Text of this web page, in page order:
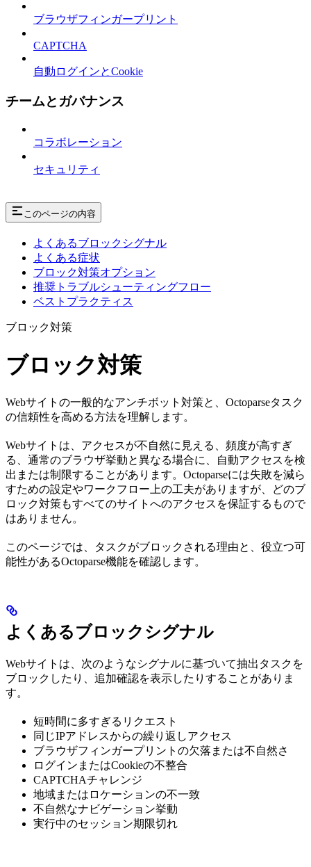
ブラウザフィンガープリント
CAPTCHA
自動ログインとCookie
チームとガバナンス
コラボレーション
セキュリティ
このページの内容
よくあるブロックシグナル
よくある症状
ブロック対策オプション
推奨トラブルシューティングフロー
ベストプラクティス
ブロック対策
ブロック対策
Webサイトの一般的なアンチボット対策と、Octoparseタスク
の信頼性を高める方法を理解します。
Webサイトは、アクセスが不自然に見える、頻度が高すぎ
る、通常のブラウザ挙動と異なる場合に、自動アクセスを検
出または制限することがあります。Octoparseには失敗を減ら
すための設定やワークフロー上の工夫がありますが、どのブ
ロック対策もすべてのサイトへのアクセスを保証するもので
はありません。
このページでは、タスクがブロックされる理由と、役立つ可
能性があるOctoparse機能を確認します。
よくあるブロックシグナル
Webサイトは、次のようなシグナルに基づいて抽出タスクを
ブロックしたり、追加確認を表示したりすることがありま
す。
短時間に多すぎるリクエスト
同じIPアドレスからの繰り返しアクセス
ブラウザフィンガープリントの欠落または不自然さ
ログインまたはCookieの不整合
CAPTCHAチャレンジ
地域またはロケーションの不一致
不自然なナビゲーション挙動
実行中のセッション期限切れ